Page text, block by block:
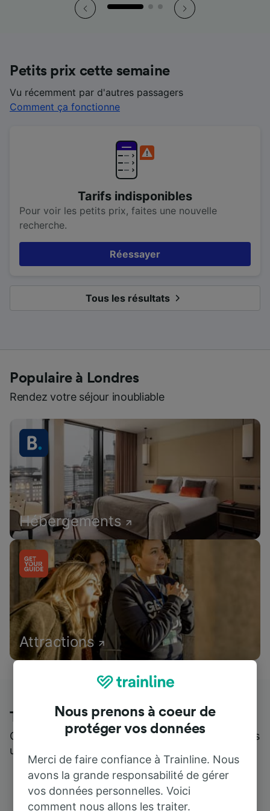
Petits prix cette semaine
Vu récemment par d'autres passagers
Comment ça fonctionne
Tarifs indisponibles
Pour voir les petits prix, faites une nouvelle
recherche.
Réessayer
Tous les résultats
Populaire à Londres
Rendez votre séjour inoubliable
Hébergements
Attractions
Trainline : l'avis de nos clients
Qui mieux pour parler de nous, que ceux qui nous
utilisent ?
Nous prenons à coeur de
protéger vos données
Merci de faire confiance à Trainline. Nous
avons la grande responsabilité de gérer
vos données personnelles. Voici
comment nous allons les traiter.